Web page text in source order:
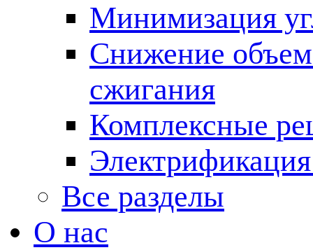
Минимизация
Снижение
сжигания
Комплексные
Все разделы
О нас